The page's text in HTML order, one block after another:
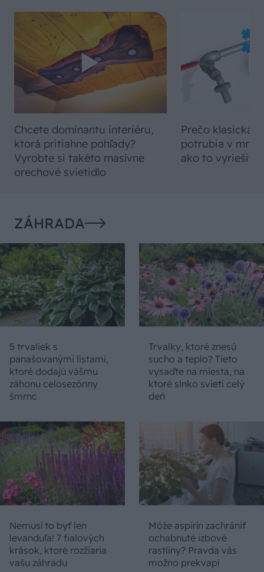
Chcete dominantu interiéru,
ktorá pritiahne pohľady?
Vyrobte si takéto masívne
orechové svietidlo
Prečo klasická
potrubia v
ako to vyriešiť
ZÁHRADA
5 trvaliek s
panašovanými listami,
ktoré dodajú vášmu
záhonu celosezónny
šmrnc
Trvalky, ktoré znesú
sucho a teplo? Tieto
vysaďte na miesta, na
ktoré slnko svieti celý
deň
Nemusí to byť len
levanduľa! 7 fialových
krások, ktoré rozžiaria
vašu záhradu
Môže aspirín zachrániť
ochabnuté izbové
rastliny? Pravda vás
možno prekvapí